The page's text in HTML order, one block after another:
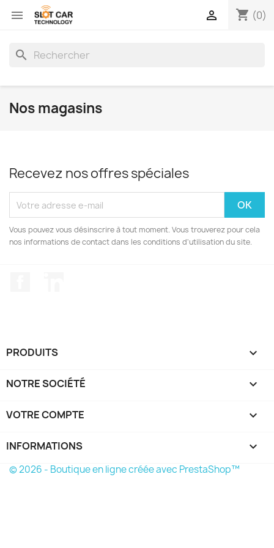
 shopping_cart (0)

search
Nos magasins
Recevez nos offres spéciales
Vous pouvez vous désinscrire à tout moment. Vous trouverez pour cela
nos informations de contact dans les conditions d'utilisation du site.
PRODUITS 
NOTRE SOCIÉTÉ 
VOTRE COMPTE 
INFORMATIONS keyboard_arrow_down
© 2026 - Boutique en ligne créée avec PrestaShop™